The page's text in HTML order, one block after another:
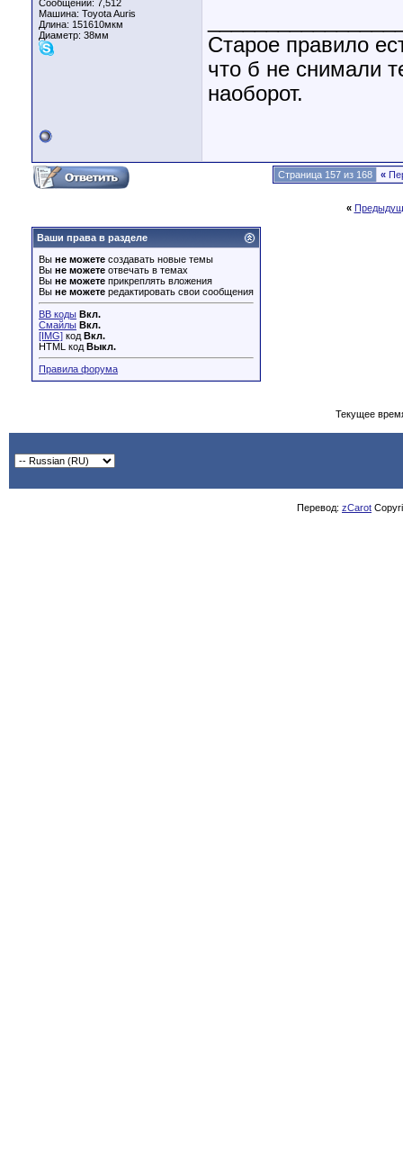
Сообщений: 7,512
Машина: Toyota Auris
Длина: 151610мкм
Диаметр: 38мм
Старое правило
что б не снимали
наоборот.
Страница 157 из 168 «
«
Ваши права в разделе
Вы не можете создавать новые темы
Вы не можете отвечать в темах
Вы не можете прикреплять вложения
Вы не можете редактировать свои сообщения
BB коды Вкл.
Смайлы Вкл.
[IMG] код Вкл.
HTML код Выкл.
Правила форума
Текущее
Перевод: zCarot